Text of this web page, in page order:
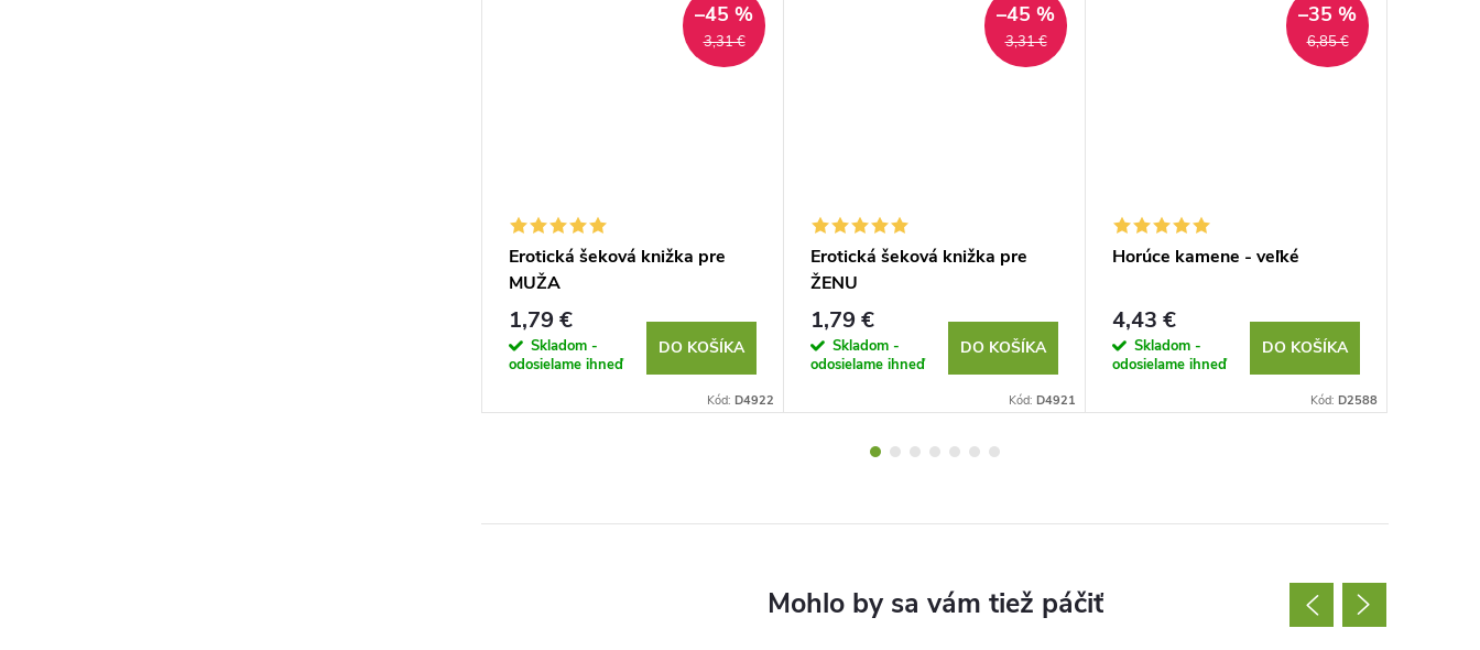
3,31 €
–45 %
Erotická šeková knižka pre
MUŽA
1,79 €
Skladom -
odosielame ihneď
DO KOŠÍKA
Kód: D4922
3,31 €
–45 %
Erotická šeková knižka pre
ŽENU
1,79 €
Skladom -
odosielame ihneď
DO KOŠÍKA
Kód: D4921
6,85 €
–35 %
Horúce kamene - veľké
4,43 €
Skladom -
odosielame ihneď
DO KOŠÍKA
Kód: D2588